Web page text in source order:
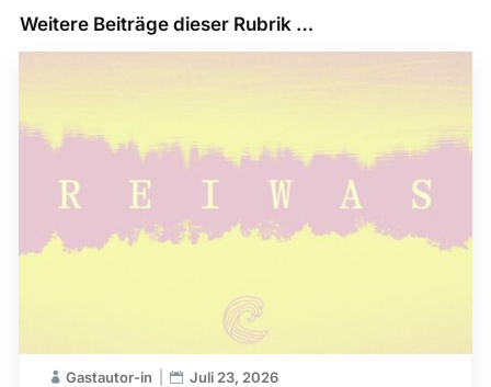
Weitere Beiträge dieser Rubrik …
Gastautor-in Juli 23, 2026